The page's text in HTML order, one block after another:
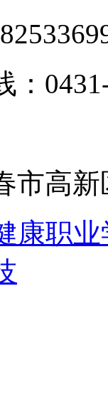
市高新
康职业